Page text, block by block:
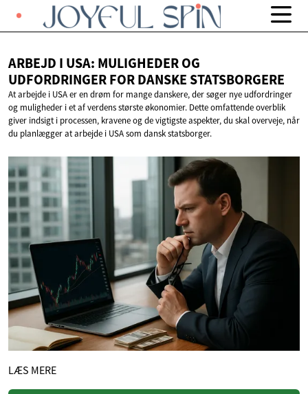
ARBEJD I USA: MULIGHEDER OG
UDFORDRINGER FORDANSKE STATSBORGERE
At arbejde i USA er en drøm for mange danskere, der søger nye udfordringer
og muligheder i et af verdens største økonomier. Dette omfattende overblik
giver indsigt i processen, kravene og de vigtigste aspekter, du skal overveje, når
du planlægger at arbejde i USA som dansk statsborger.
LÆS MERE